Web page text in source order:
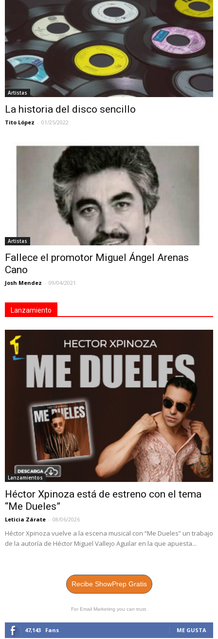
Artistas
La historia del disco sencillo
Tito López - 01/25/2022
Artistas
Fallece el promotor Miguel Ángel Arenas
Cano
Josh Mendez - 09/04/2021
Lanzamiento
Lanzamientos
Héctor Xpinoza está de estreno con el tema
“Me Dueles”
Leticia Zárate - 08/06/2026
Héctor Xpinoza vuelve a la escena musical con “Me Dueles” un trabajo
de la autoría de Héctor Miguel Vallejo Aguilar en la que apuesta...
Recibe ShowPrep Gratis
For Email Marketing you can trust.
47,143 Fans ME GUSTA